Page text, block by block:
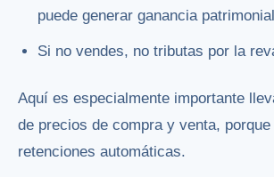
puede generar ganancia
Si no vendes, no tributas por la
Aquí es especialmente importante
de precios de compra y venta,
retenciones automáticas.